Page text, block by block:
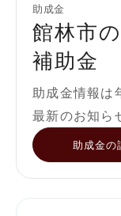
助成金
館林市
補助金
助成金情報は
最新のお知ら
助成金の